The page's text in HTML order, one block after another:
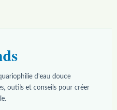
d’eau douce
outils et conseils pour créer